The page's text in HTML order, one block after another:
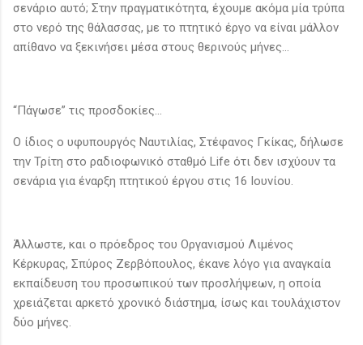
σενάριο αυτό; Στην πραγματικότητα, έχουμε ακόμα μία τρύπα
στο νερό της θάλασσας, με το πτητικό έργο να είναι μάλλον
απίθανο να ξεκινήσει μέσα στους θερινούς μήνες…
“Πάγωσε” τις προσδοκίες…
Ο ίδιος ο υφυπουργός Ναυτιλίας, Στέφανος Γκίκας, δήλωσε
την Τρίτη στο ραδιοφωνικό σταθμό Life ότι δεν ισχύουν τα
σενάρια για έναρξη πτητικού έργου στις 16 Ιουνίου.
Άλλωστε, και ο πρόεδρος του Οργανισμού Λιμένος
Κέρκυρας, Σπύρος Ζερβόπουλος, έκανε λόγο για αναγκαία
εκπαίδευση του προσωπικού των προσλήψεων, η οποία
χρειάζεται αρκετό χρονικό διάστημα, ίσως και τουλάχιστον
δύο μήνες.